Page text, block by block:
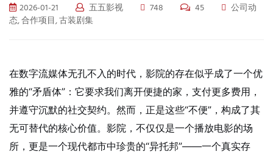
2026-01-21 五五影视 748 45
公司动
态, 合作项目, 古装剧集
在数字流媒体无孔不入的时代，影院的存在似乎成了一个优
雅的“矛盾体”：它要求我们离开便捷的家，支付更多费用，
并遵守沉默的社交契约。然而，正是这些“不便”，构成了其
无可替代的核心价值。影院，不仅仅是一个播放电影的场
所，更是一个现代都市中珍贵的“异托邦”——一个真实存